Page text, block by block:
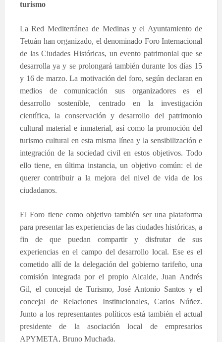
turismo
La Red Mediterránea de Medinas y el Ayuntamiento de
Tetuán han organizado, el denominado Foro Internacional
de las Ciudades Históricas, un evento patrimonial que se
desarrolla ya y se prolongará también durante los días 15
y 16 de marzo. La motivación del foro, según declaran en
medios de comunicación sus organizadores es el
desarrollo sostenible, centrado en la investigación
científica, la conservación y desarrollo del patrimonio
cultural material e inmaterial, así como la promoción del
turismo cultural en esta misma línea y la sensibilización e
integración de la sociedad civil en estos objetivos. Todo
ello tiene, en última instancia, un objetivo común: el de
querer contribuir a la mejora del nivel de vida de los
ciudadanos.
El Foro tiene como objetivo también ser una plataforma
para presentar las experiencias de las ciudades históricas, a
fin de que puedan compartir y disfrutar de sus
experiencias en el campo del desarrollo local. Ese es el
cometido allí de la delegación del gobierno tarifeño, una
comisión integrada por el propio Alcalde, Juan Andrés
Gil, el concejal de Turismo, José Antonio Santos y el
concejal de Relaciones Institucionales, Carlos Núñez.
Junto a los representantes políticos está también el actual
presidente de la asociación local de empresarios
APYMETA, Bruno Muchada.